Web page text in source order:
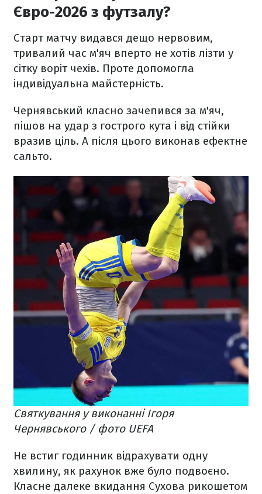
Євро-2026 з футзалу?
Старт матчу видався дещо нервовим,
тривалий час м'яч вперто не хотів лізти у
сітку воріт чехів. Проте допомогла
індивідуальна майстерність.
Чернявський класно зачепився за м'яч,
пішов на удар з гострого кута і від стійки
вразив ціль. А після цього виконав ефектне
сальто.
Святкування у виконанні Ігоря
Чернявського / фото UEFA
Не встиг годинник відрахувати одну
хвилину, як рахунок вже було подвоєно.
Класне далеке вкидання Сухова рикошетом